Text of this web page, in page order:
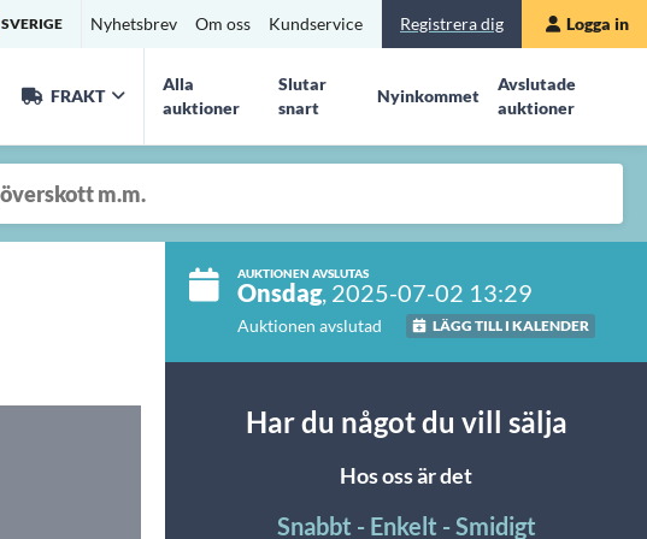
SVERIGE Nyhetsbrev Om oss Kundservice Registrera dig Logga in
FRAKT
Alla
auktioner
Slutar
snart
Nyinkommet
Avslutade
auktioner
AUKTIONEN AVSLUTAS
Onsdag, 2025-07-02 13:29
Auktionen avslutad LÄGG TILL I KALENDER
Har du något du vill sälja
Hos oss är det
Snabbt - Enkelt - Smidigt